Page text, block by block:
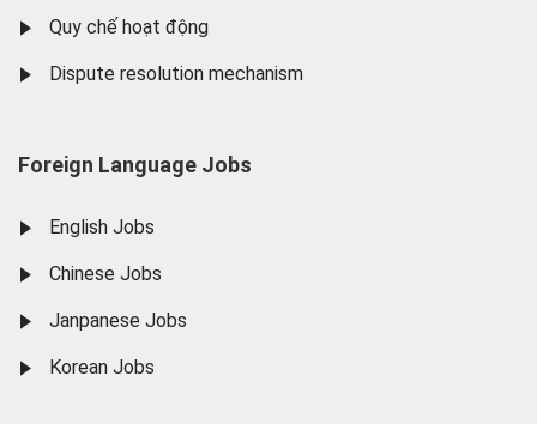
Quy chế hoạt động
Dispute resolution mechanism
Foreign Language Jobs
English Jobs
Chinese Jobs
Janpanese Jobs
Korean Jobs